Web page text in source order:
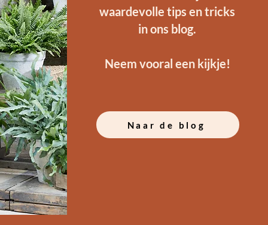
waardevolle tips en tricks
in ons blog.
Neem vooral een kijkje!
Naar de blog